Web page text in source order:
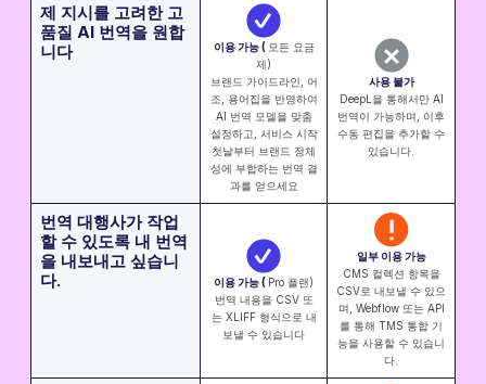
제 지시를 고려한 고
품질 AI 번역을 원합
니다
이용 가능 ( 모든 요금
제)
브랜드 가이드라인, 어
조, 용어집을 반영하여
AI 번역 모델을 맞춤
설정하고, 서비스 시작
첫날부터 브랜드 정체
성에 부합하는 번역 결
과를 얻으세요
사용 불가
DeepL을 통해서만 AI
번역이 가능하며, 이후
수동 편집을 추가할 수
있습니다.
번역 대행사가 작업
할 수 있도록 내 번역
을 내보내고 싶습니
다.
이용 가능 ( Pro 플랜)
번역 내용을 CSV 또
는 XLIFF 형식으로 내
보낼 수 있습니다
일부 이용 가능
CMS 컬렉션 항목을
CSV로 내보낼 수 있으
며, Webflow 또는 API
를 통해 TMS 통합 기
능을 사용할 수 있습니
다.